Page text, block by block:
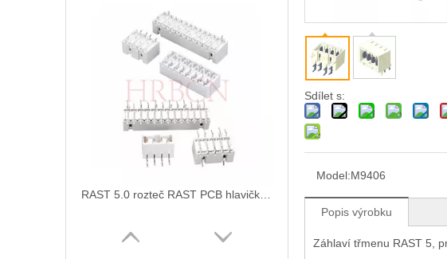
Sdílet s:
Model:M9406
Popis výrobku
Záhlaví třmenu RAST 5,